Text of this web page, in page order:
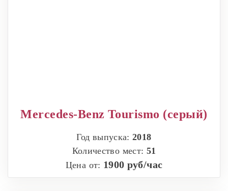
Mercedes-Benz Tourismo (серый)
Год выпуска:2018
Количество мест: 51
Цена от: 1900 руб/час